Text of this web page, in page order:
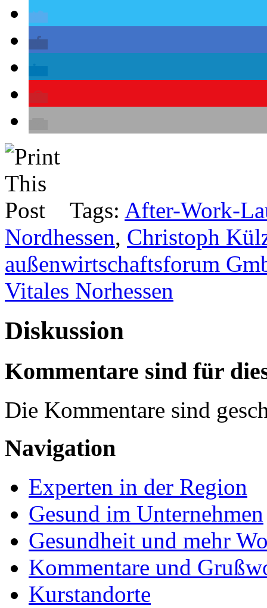
Tags: After-Work-
Nordhessen, Christoph
außenwirtschaftsforum
Vitales Norhessen
Diskussion
Kommentare sind für
Die Kommentare sind
Navigation
Experten in der Region
Gesund im Unternehmen
Gesundheit und mehr
Kommentare und
Kurstandorte